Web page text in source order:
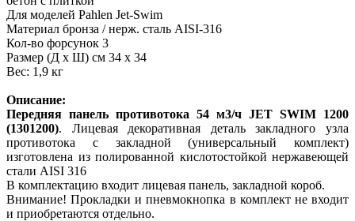
Для моделей Pahlen Jet-Swim
Материал бронза / нерж. сталь AISI-316
Кол-во форсунок 3
Размер (Д х Ш) см 34 х 34
Вес: 1,9 кг
Описание:
Передняя панель противотока 54 м3/ч JET SWIM 1200
(1301200). Лицевая декоративная деталь закладного узла
противотока с закладной (универсальный комплект)
изготовлена из полированной кислотостойкой нержавеющей
стали AISI 316
В комплектацию входит лицевая панель, закладной короб.
Внимание! Прокладки и пневмокнопка в комплект не входит
и приобретаются отдельно.